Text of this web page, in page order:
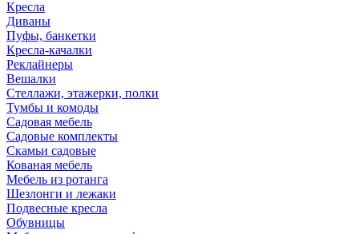
Кресла
Диваны
Пуфы, банкетки
Кресла-качалки
Реклайнеры
Вешалки
Стеллажи, этажерки, полки
Тумбы и комоды
Садовая мебель
Садовые комплекты
Скамьи садовые
Кованая мебель
Мебель из ротанга
Шезлонги и лежаки
Подвесные кресла
Обувницы